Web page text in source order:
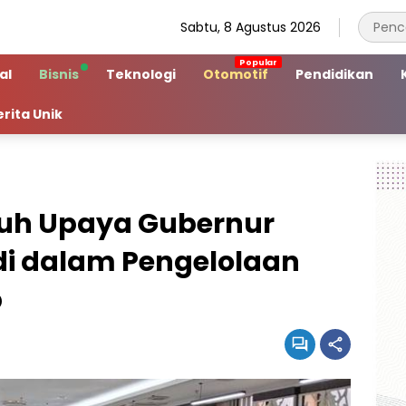
Sabtu, 8 Agustus 2026
Bisnis Teknologi Otomotif Pendidikan
Unik
Upaya Gubernur
dalam Pengelolaan